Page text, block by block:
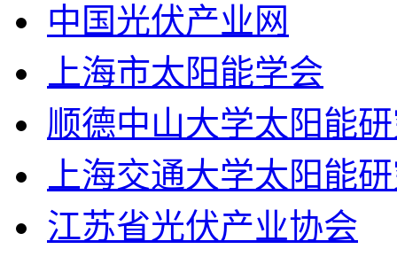
中国光伏产业网
上海市太阳能学会
顺德中山大学太阳能
上海交通大学太阳能
江苏省光伏产业协会